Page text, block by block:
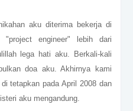
aku diterima bekerja di
engineer" lebih dari
lega hati aku. Berkali-kali
doa aku. Akhirnya kami
tetapkan pada April 2008 dan
aku mengandung.